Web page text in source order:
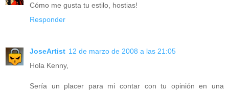
Cómo me gusta tu estilo, hostias!
Responder
JoseArtist 12 de marzo de 2008 a las 21:05
Hola Kenny,
Sería un placer para mi contar con tu opinión en una